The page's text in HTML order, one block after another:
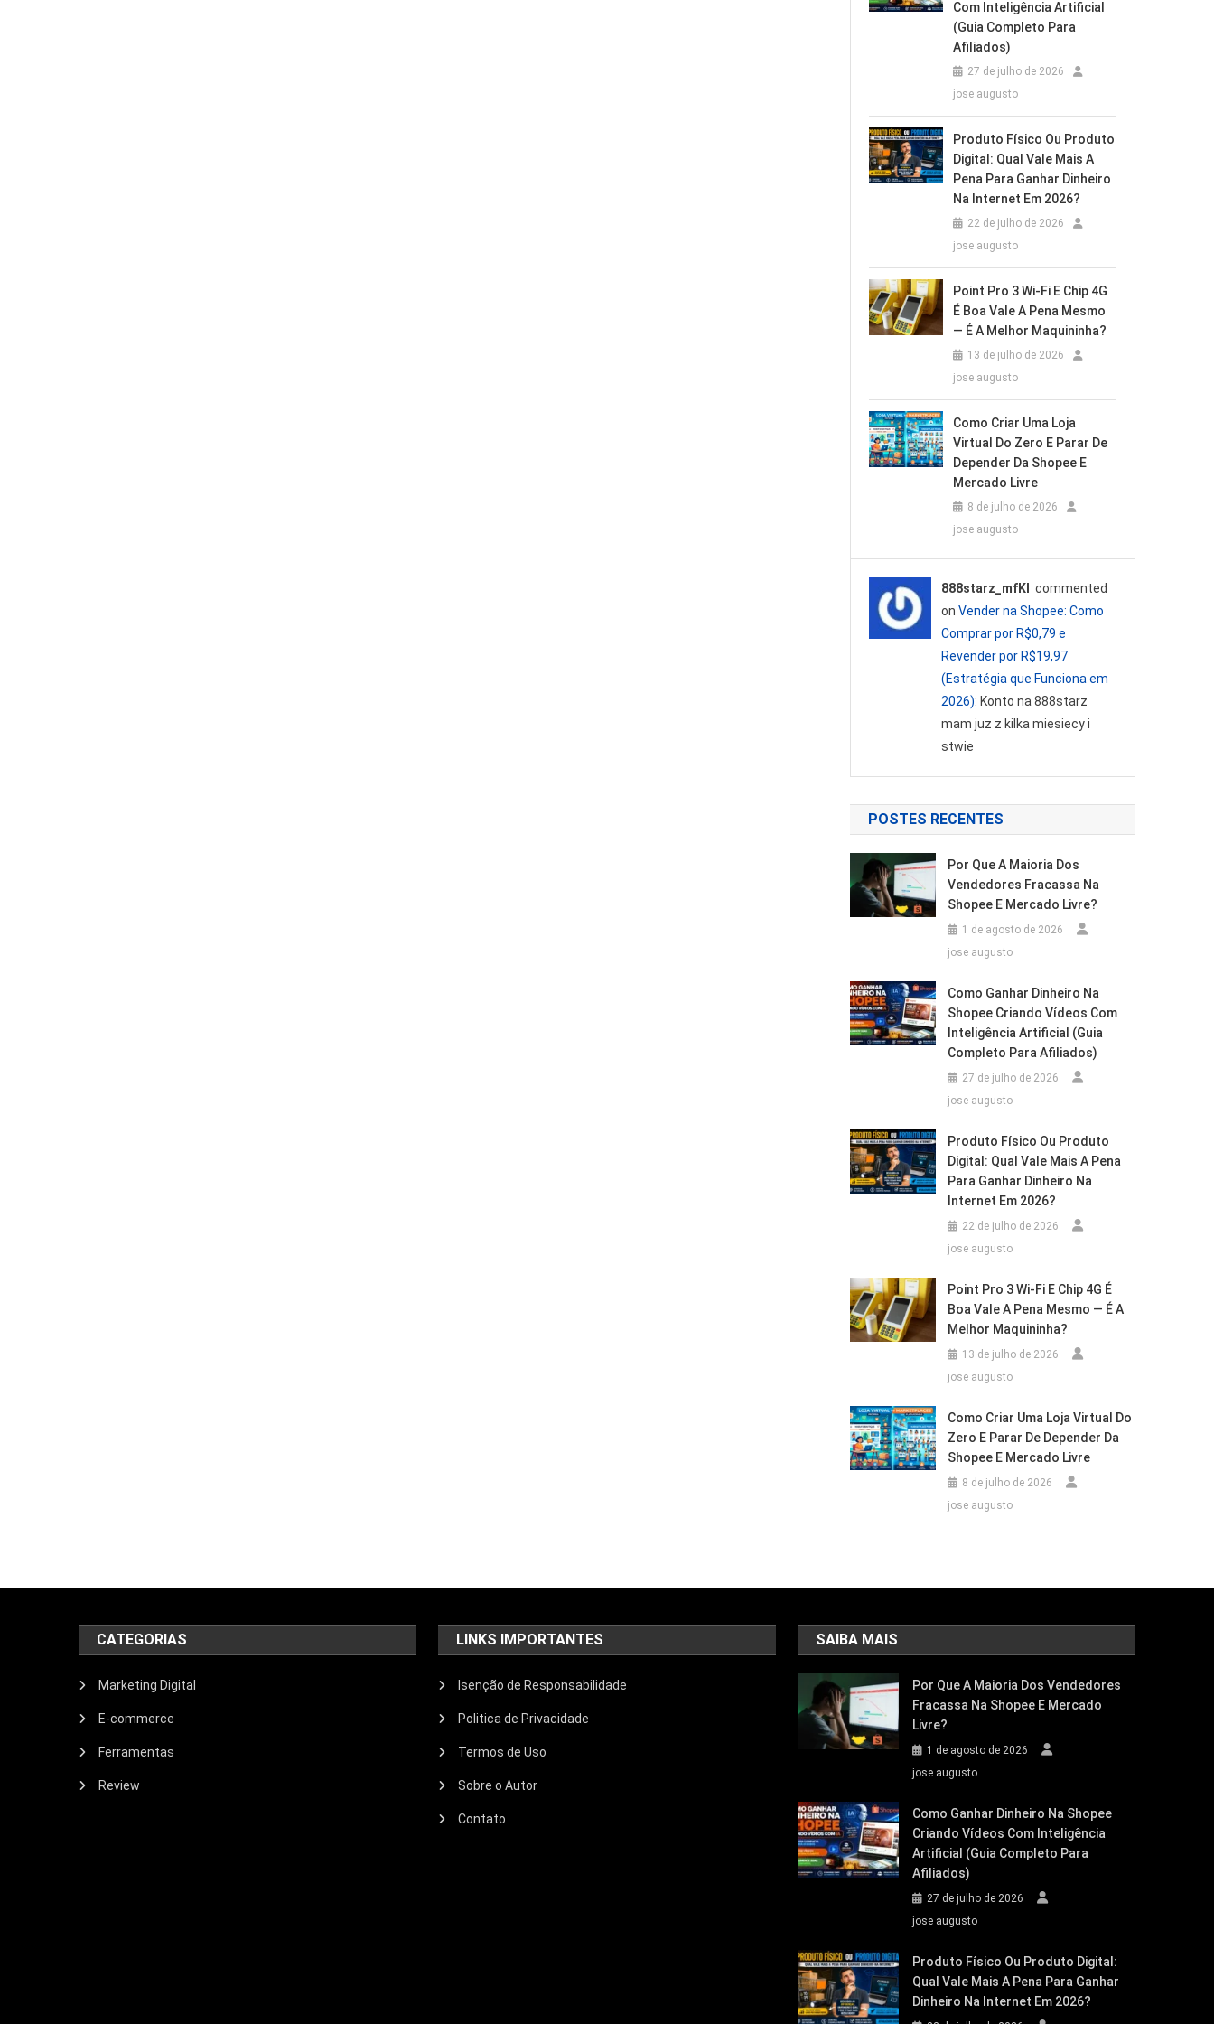
Com Inteligência Artificial
(Guia Completo Para
Afiliados)
27 de julho de 2026
jose augusto
Produto Físico Ou Produto
Digital: Qual Vale Mais A
Pena Para Ganhar Dinheiro
Na Internet Em 2026?
22 de julho de 2026
jose augusto
Point Pro 3 Wi‑Fi E Chip 4G
É Boa Vale A Pena Mesmo
— É A Melhor Maquininha?
13 de julho de 2026
jose augusto
Como Criar Uma Loja
Virtual Do Zero E Parar De
Depender Da Shopee E
Mercado Livre
8 de julho de 2026
jose augusto
888starz_mfKl
commented
on Vender na Shopee: Como
Comprar por R$0,79 e
Revender por R$19,97
(Estratégia que Funciona em
2026): Konto na 888starz
mam juz z kilka miesiecy i
stwie
POSTES RECENTES
Por Que A Maioria Dos
Vendedores Fracassa Na
Shopee E Mercado Livre?
1 de agosto de 2026
jose augusto
Como Ganhar Dinheiro Na
Shopee Criando Vídeos Com
Inteligência Artificial (Guia
Completo Para Afiliados)
27 de julho de 2026
jose augusto
Produto Físico Ou Produto
Digital: Qual Vale Mais A Pena
Para Ganhar Dinheiro Na
Internet Em 2026?
22 de julho de 2026
jose augusto
Point Pro 3 Wi‑Fi E Chip 4G É
Boa Vale A Pena Mesmo — É A
Melhor Maquininha?
13 de julho de 2026
jose augusto
Como Criar Uma Loja Virtual Do
Zero E Parar De Depender Da
Shopee E Mercado Livre
8 de julho de 2026
jose augusto
CATEGORIAS
Marketing Digital
E-commerce
Ferramentas
Review
LINKS IMPORTANTES
Isenção de Responsabilidade
Politica de Privacidade
Termos de Uso
Sobre o Autor
Contato
SAIBA MAIS
Por Que A Maioria Dos Vendedores
Fracassa Na Shopee E Mercado
Livre?
1 de agosto de 2026
jose augusto
Como Ganhar Dinheiro Na Shopee
Criando Vídeos Com Inteligência
Artificial (Guia Completo Para
Afiliados)
27 de julho de 2026
jose augusto
Produto Físico Ou Produto Digital:
Qual Vale Mais A Pena Para Ganhar
Dinheiro Na Internet Em 2026?